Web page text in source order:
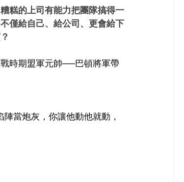
糕的上司有能力把團隊搞得一
僅給自己、給公司、更會給下
時期盟軍元帥──巴頓將軍帶
當炮灰，你讓他動他就動，